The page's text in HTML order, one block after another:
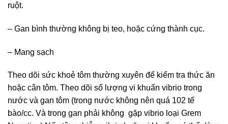
ruột.
– Gan bình thường không bị teo, hoặc cứng thành cục.
– Mang sạch
Theo dõi sức khoẻ tôm thường xuyên để kiểm tra thức ăn
hoặc cân tôm. Theo dõi số lượng vi khuẩn vibrio trong
nước và gan tôm (trong nước không nên quá 102 tế
bào/cc. Và trong gan phải không gặp vibrio loại Grem